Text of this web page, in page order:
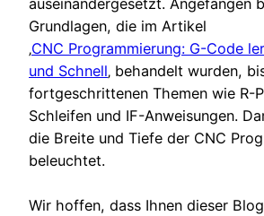
auseinandergesetzt. Angefangen
Grundlagen, die im Artikel
‚CNC Programmierung: G-Code
und Schnell‚ behandelt wurden,
fortgeschrittenen Themen wie R-
Schleifen und IF-Anweisungen.
die Breite und Tiefe der CNC
beleuchtet.
Wir hoffen, dass Ihnen dieser